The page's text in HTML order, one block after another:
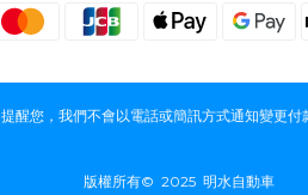
提醒您，我們不會以電話或簡訊方式通知變更付
版權所有© 2025 明水自動車